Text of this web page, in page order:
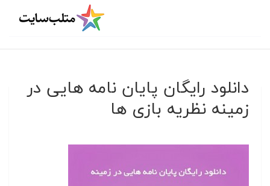
دانلود رایگان پایان نامه هایی در
زمینه نظریه بازی ها